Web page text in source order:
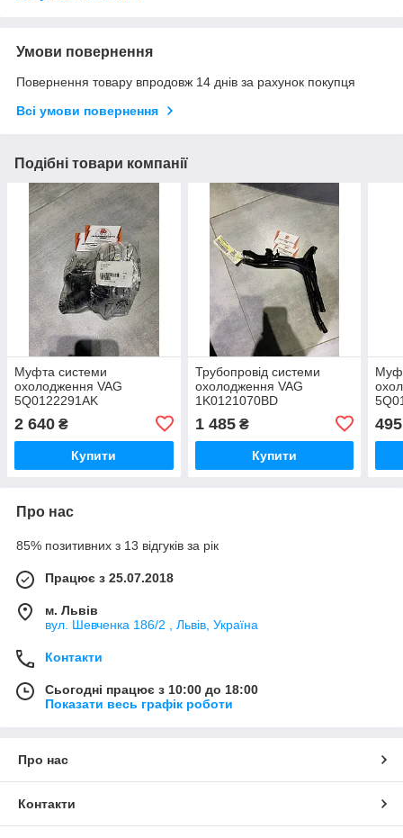
Умови повернення
Повернення товару впродовж 14 днів за рахунок покупця
Всі умови повернення
Подібні товари компанії
Муфта системи
охолодження VAG
5Q0122291AK
2 640 ₴
Купити
Трубопровід системи
охолодження VAG
1K0121070BD
1 485₴
Купити
495
Про нас
85% позитивних з 13 відгуків за рік
Працює з 25.07.2018
м. Львів
вул. Шевченка 186/2 , Львів, Україна
Контакти
Сьогодні працює з 10:00 до 18:00
Показати весь графік роботи
Про нас
Контакти